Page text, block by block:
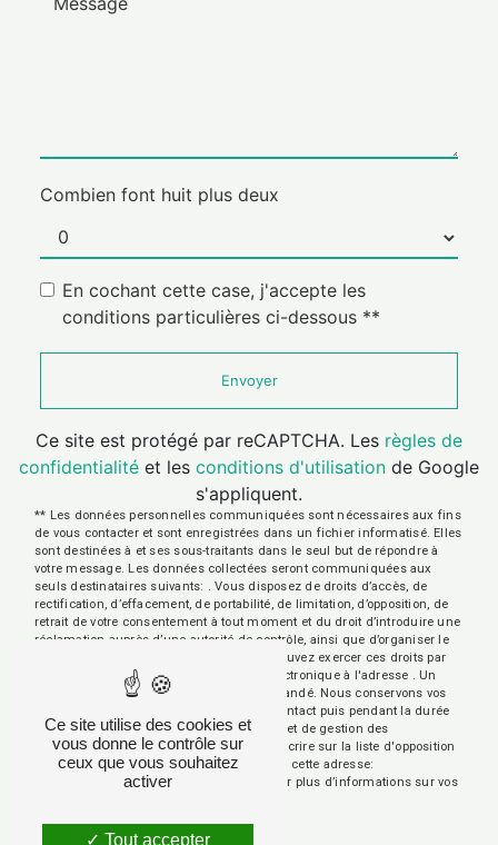
Combien font huit plus deux
En cochant cette case, j'accepte les
conditions particulières ci-dessous **
Envoyer
Ce site est protégé par reCAPTCHA. Les règles de
confidentialité et les conditions d'utilisation de Google
s'appliquent.
** Les données personnelles communiquées sont nécessaires aux fins
de vous contacter et sont enregistrées dans un fichier informatisé. Elles
sont destinées à et ses sous-traitants dans le seul but de répondre à
votre message. Les données collectées seront communiquées aux
seuls destinataires suivants: . Vous disposez de droits d’accès, de
rectification, d’effacement, de portabilité, de limitation, d’opposition, de
retrait de votre consentement à tout moment et du droit d’introduire une
réclamation auprès d’une autorité de contrôle, ainsi que d’organiser le
sort de vos données post-mortem. Vous pouvez exercer ces droits par
voie postale à l'adresse ou par courrier électronique à l'adresse . Un
justificatif d'identité pourra vous être demandé. Nous conservons vos
données pendant la période de prise de contact puis pendant la durée
de prescription légale aux fins probatoires et de gestion des
contentieux. Vous avez le droit de vous inscrire sur la liste d'opposition
au démarchage téléphonique, disponible à cette adresse:
. Consultez le site cnil.fr pour plus d’informations sur vos
Ce site utilise des cookies et
vous donne le contrôle sur
ceux que vous souhaitez
activer
Tout accepter